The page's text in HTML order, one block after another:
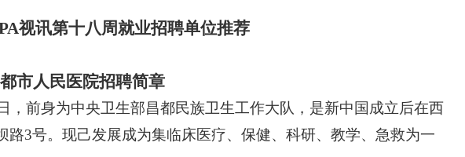
视讯第十八周就业招聘单位推荐
市人民医院招聘简章
，前身为中央卫生部昌都民族卫生工作大队，是新中国成立后在西
3号。现己发展成为集临床医疗、保健、科研、教学、急救为一